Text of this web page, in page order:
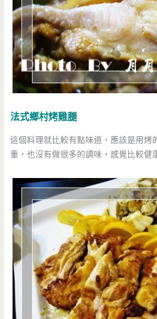
法式鄉村烤雞腿
這個料理就比較有點味道，應該是用烤
重，也沒有做很多的調味，感覺比較健